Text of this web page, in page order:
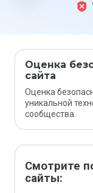
Оценка
сайта
Оценка
уникальной
сообщества.
Смотрите
сайты: